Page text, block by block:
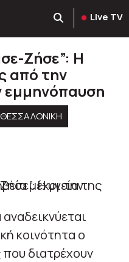
Live TV
Ζήσε”: Η
από την
εμμηνόπαυση
ΘΕΣΣΑΛΟΝΙΚΗ
κοινότητα ο
διατρέχουν